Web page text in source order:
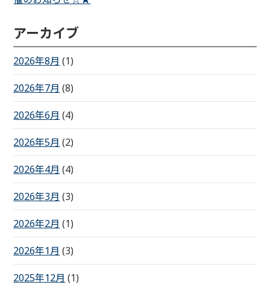
アーカイブ
2026年8月 (1)
2026年7月 (8)
2026年6月 (4)
2026年5月 (2)
2026年4月 (4)
2026年3月 (3)
2026年2月 (1)
2026年1月 (3)
2025年12月 (1)